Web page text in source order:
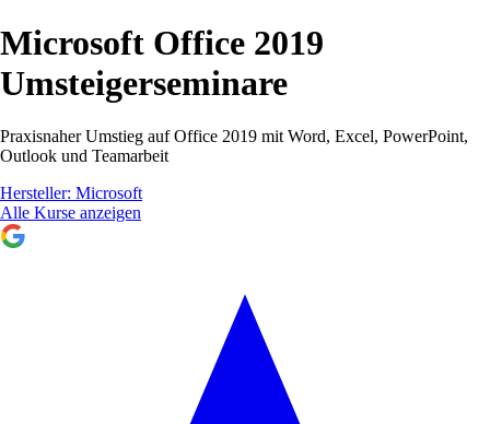
Microsoft Office 2019
Umsteigerseminare
Praxisnaher Umstieg auf Office 2019 mit Word, Excel, PowerPoint,
Outlook und Teamarbeit
Hersteller: Microsoft
Alle Kurse anzeigen